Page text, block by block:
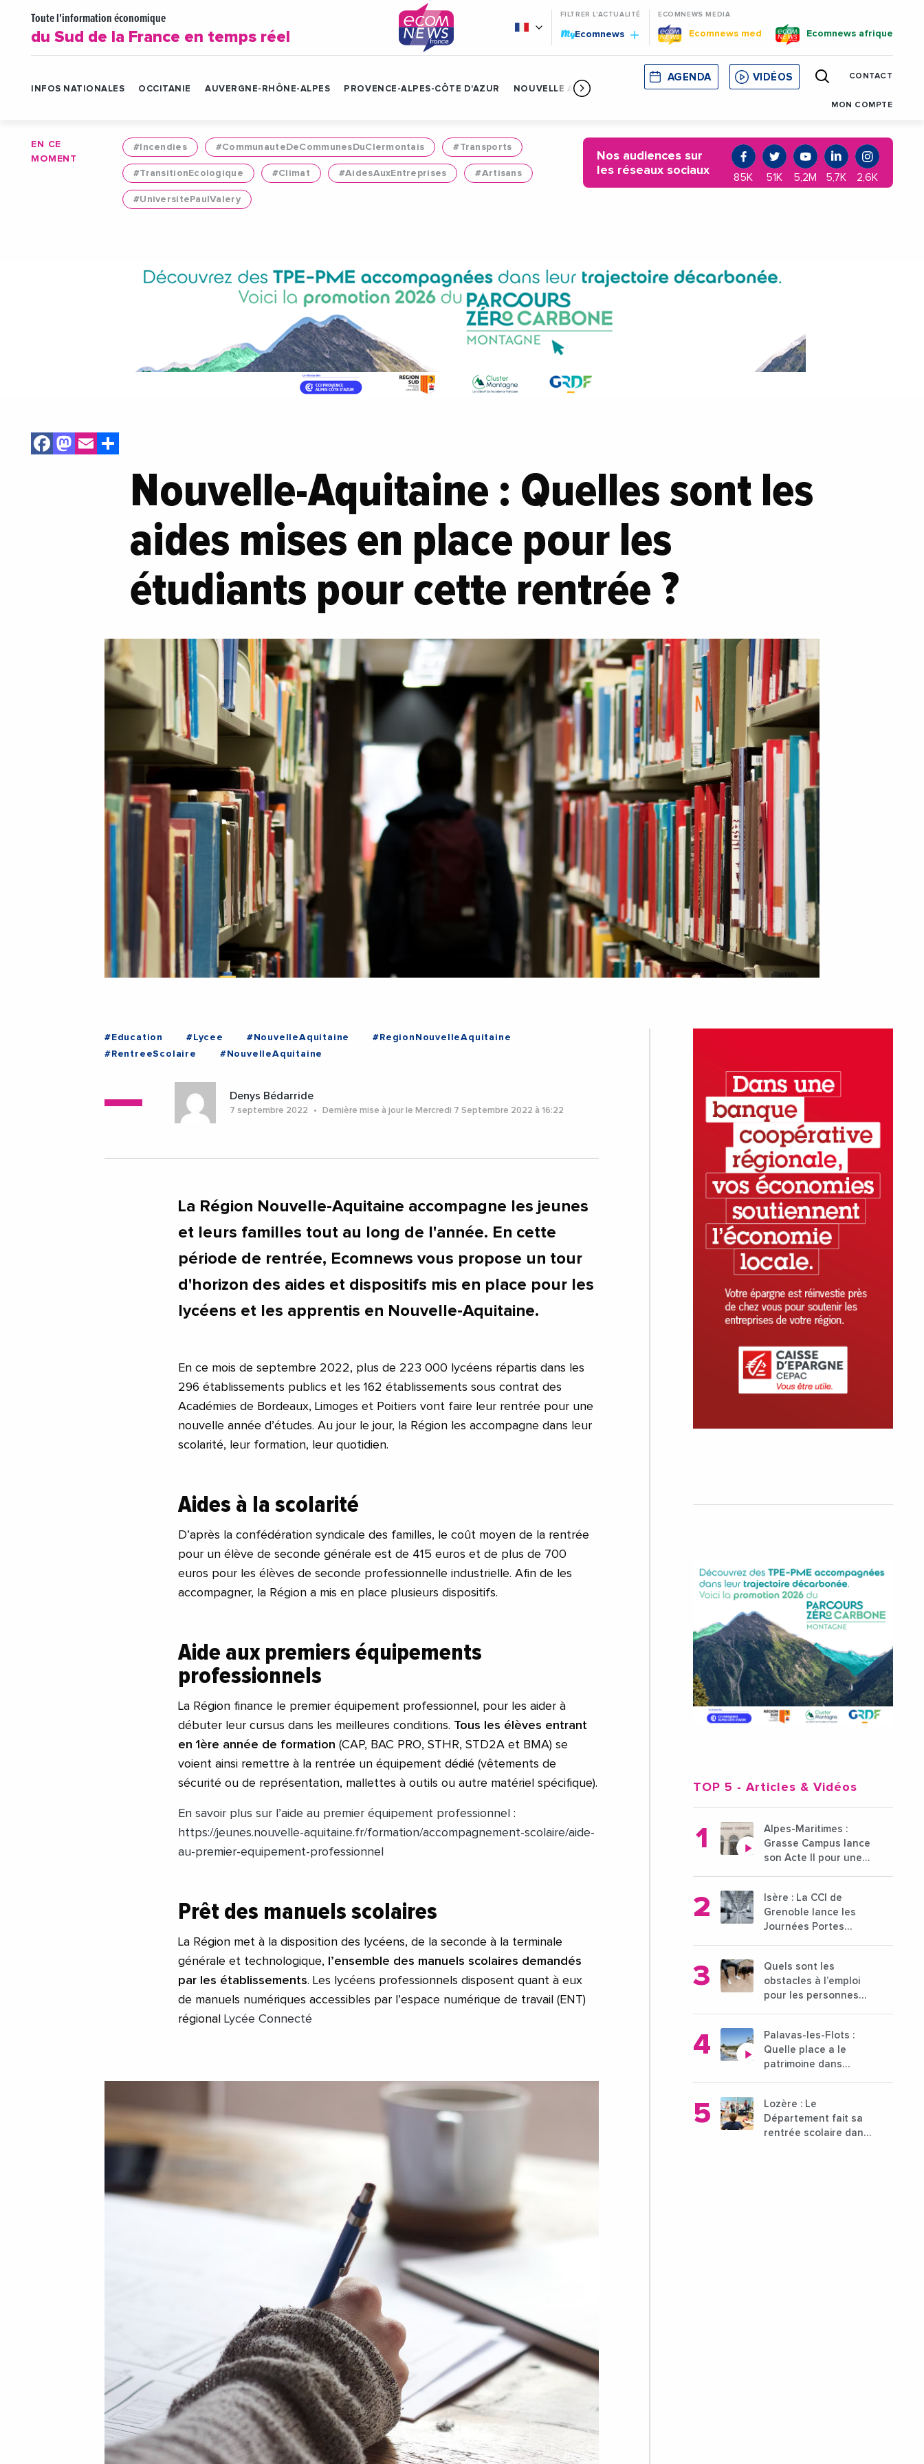
Toute l'information économique
du Sud de la France en temps réel
FILTRER L'ACTUALITÉ
MyEcomnews
ECOMNEWS MEDIA
Ecomnews med Ecomnews afrique
INFOS NATIONALES OCCITANIE AUVERGNE-RHÔNE-ALPES PROVENCE-ALPES-CÔTE D'AZUR NOUVELLE AQUITAINE CORSE MONACO CATALOGNE
AGENDA VIDÉOS CONTACT
MON COMPTE
EN CE
MOMENT
#Incendies #CommunauteDeCommunesDuClermontais #Transports
#TransitionEcologique #Climat #AidesAuxEntreprises #Artisans
#UniversitePaulValery
Nos audiences sur
les réseaux sociaux
85K 51K 5,2M 5,7K 2,6K
Facebook
Mastodon
Email
Nouvelle-Aquitaine : Quelles sont les
aides mises en place pour les
étudiants pour cette rentrée ?
#Education #Lycee #NouvelleAquitaine
#RegionNouvelleAquitaine
#RentreeScolaire
#NouvelleAquitaine
Denys Bédarride
7 septembre 2022 Dernière mise à jour le Mercredi 7 Septembre 2022 à 16:22
La Région Nouvelle-Aquitaine accompagne les jeunes
et leurs familles tout au long de l'année. En cette
période de rentrée, Ecomnews vous propose un tour
d'horizon des aides et dispositifs mis en place pour les
lycéens et les apprentis en Nouvelle-Aquitaine.
En ce mois de septembre 2022, plus de 223 000 lycéens répartis dans les
296 établissements publics et les 162 établissements sous contrat des
Académies de Bordeaux, Limoges et Poitiers vont faire leur rentrée pour une
nouvelle année d’études. Au jour le jour, la Région les accompagne dans leur
scolarité, leur formation, leur quotidien.
Aides à la scolarité
D’après la confédération syndicale des familles, le coût moyen de la rentrée
pour un élève de seconde générale est de 415 euros et de plus de 700
euros pour les élèves de seconde professionnelle industrielle. Afin de les
accompagner, la Région a mis en place plusieurs dispositifs.
Aide aux premiers équipements
professionnels
La Région finance le premier équipement professionnel, pour les aider à
débuter leur cursus dans les meilleures conditions. Tous les élèves entrant
en 1ère année de formation (CAP, BAC PRO, STHR, STD2A et BMA) se
voient ainsi remettre à la rentrée un équipement dédié (vêtements de
sécurité ou de représentation, mallettes à outils ou autre matériel spécifique).
En savoir plus sur l’aide au premier équipement professionnel :
https://jeunes.nouvelle-aquitaine.fr/formation/accompagnement-scolaire/aide-
au-premier-equipement-professionnel
Prêt des manuels scolaires
La Région met à la disposition des lycéens, de la seconde à la terminale
générale et technologique,
l’ensemble des manuels scolaires demandés
par les établissements. Les lycéens professionnels disposent quant à eux
de manuels numériques accessibles par l’espace numérique de travail (ENT)
régional
Lycée Connecté
TOP 5 - Articles & Vidéos
Alpes-Maritimes :
Grasse Campus lance
son Acte II pour une
l'enseignement
supérieur
Isère : La CCI de
Grenoble lance les
Journées Portes
21 octobre 2024
Quels sont les
obstacles à l’emploi
pour les personnes
Palavas-les-Flots :
Quelle place a le
patrimoine dans
Lozère : Le
Département fait sa
rentrée scolaire dans